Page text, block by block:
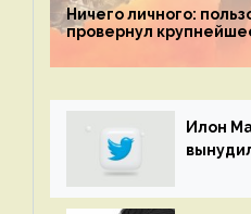
Ничего личного:
провернул
механике
Илон